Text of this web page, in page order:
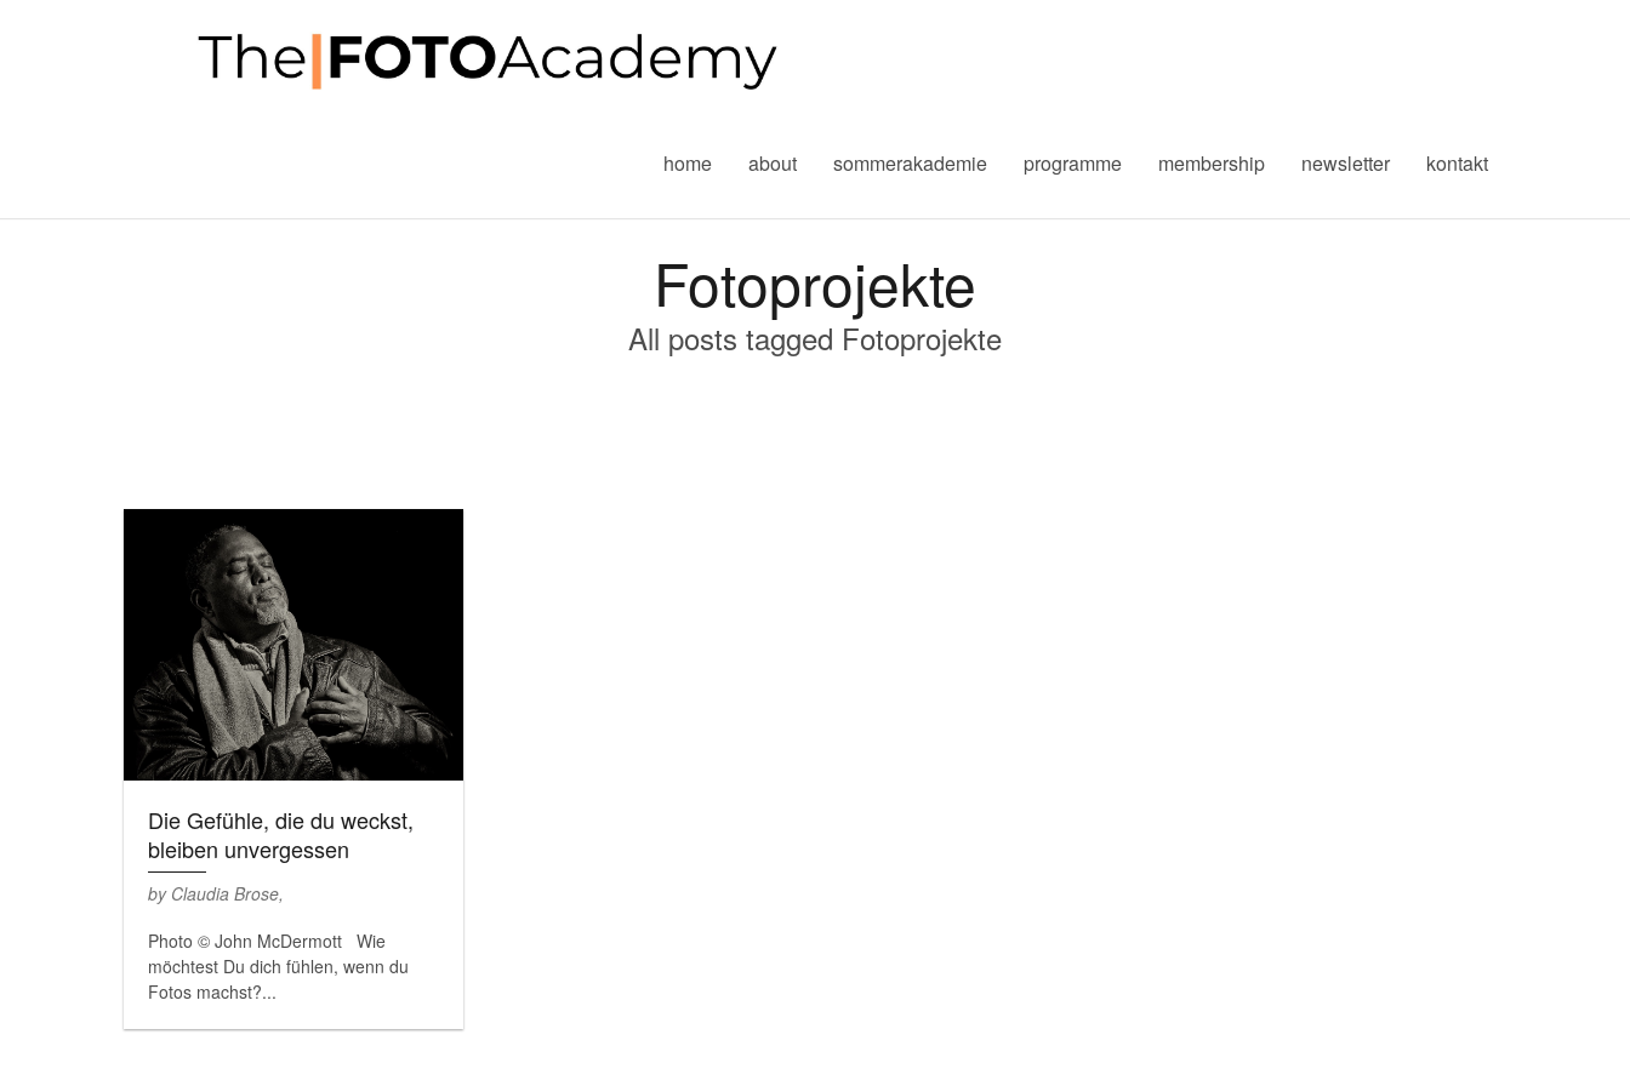
home about sommerakademie programme membership newsletter kontakt
Fotoprojekte
All posts tagged Fotoprojekte
Die Gefühle, die du weckst,
bleiben unvergessen
by Claudia Brose,
Photo © John McDermott Wie
möchtest Du dich fühlen, wenn du
Fotos machst?...